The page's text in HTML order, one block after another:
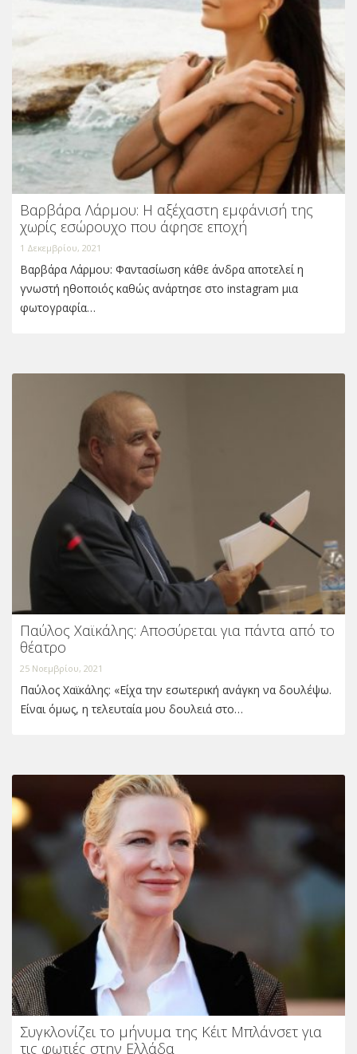
Βαρβάρα Λάρμου: Η αξέχαστη εμφάνισή της
χωρίς εσώρουχο που άφησε εποχή
1 Δεκεμβρίου, 2021
Βαρβάρα Λάρμου: Φαντασίωση κάθε άνδρα αποτελεί η
γνωστή ηθοποιός καθώς ανάρτησε στο instagram μια
φωτογραφία…
Παύλος Χαϊκάλης: Αποσύρεται για πάντα από το
θέατρο
25 Νοεμβρίου, 2021
Παύλος Χαϊκάλης: «Είχα την εσωτερική ανάγκη να δουλέψω.
Είναι όμως, η τελευταία μου δουλειά στο…
Συγκλονίζει το μήνυμα της Κέιτ Μπλάνσετ για
τις φωτιές στην Ελλάδα